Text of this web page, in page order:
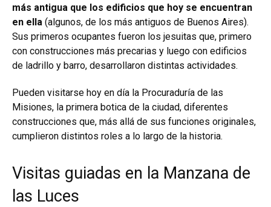
más antigua que los edificios que hoy se encuentran
en ella (algunos, de los más antiguos de Buenos Aires).
Sus primeros ocupantes fueron los jesuitas que, primero
con construcciones más precarias y luego con edificios
de ladrillo y barro, desarrollaron distintas actividades.
Pueden visitarse hoy en día la Procuraduría de las
Misiones, la primera botica de la ciudad, diferentes
construcciones que, más allá de sus funciones originales,
cumplieron distintos roles a lo largo de la historia.
Visitas guiadas en la Manzana de
las Luces